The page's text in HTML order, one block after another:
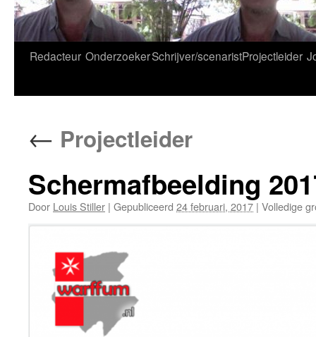
Redacteur OnderzoekerSchrijver/scenaristProjectleider
← Projectleider
Schermafbeelding
Door Louis Stiller | Gepubliceerd 24 februari, 2017 | Volledige